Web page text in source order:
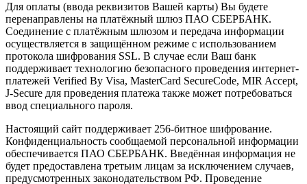
Для оплаты (ввода реквизитов Вашей карты) Вы будете
перенаправлены на платёжный шлюз ПАО СБЕРБАНК.
Соединение с платёжным шлюзом и передача информации
осуществляется в защищённом режиме с использованием
протокола шифрования SSL. В случае если Ваш банк
поддерживает технологию безопасного проведения интернет-
платежей Verified By Visa, MasterCard SecureCode, MIR Accept,
J-Secure для проведения платежа также может потребоваться
ввод специального пароля.
Настоящий сайт поддерживает 256-битное шифрование.
Конфиденциальность сообщаемой персональной информации
обеспечивается ПАО СБЕРБАНК. Введённая информация не
будет предоставлена третьим лицам за исключением случаев,
предусмотренных законодательством РФ. Проведение